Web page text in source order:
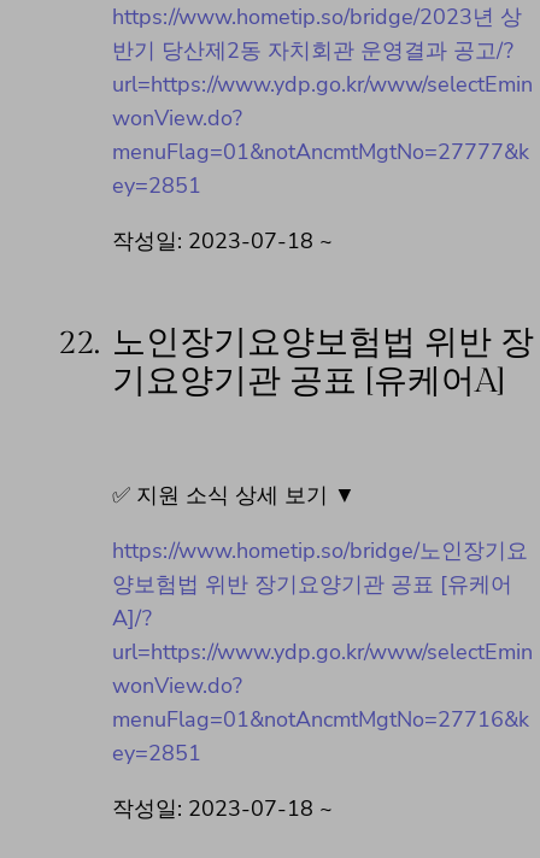
https://www.hometip.so/bridge/2023년 상
반기 당산제2동 자치회관 운영결과 공고/?
url=https://www.ydp.go.kr/www/selectEmin
wonView.do?
menuFlag=01&notAncmtMgtNo=27777&k
ey=2851
작성일: 2023-07-18 ~
22. 노인장기요양보험법 위반 장
기요양기관 공표 [유케어A]
✅ 지원 소식 상세 보기 ▼
https://www.hometip.so/bridge/노인장기요
양보험법 위반 장기요양기관 공표 [유케어
A]/?
url=https://www.ydp.go.kr/www/selectEmin
wonView.do?
menuFlag=01&notAncmtMgtNo=27716&k
ey=2851
작성일: 2023-07-18 ~